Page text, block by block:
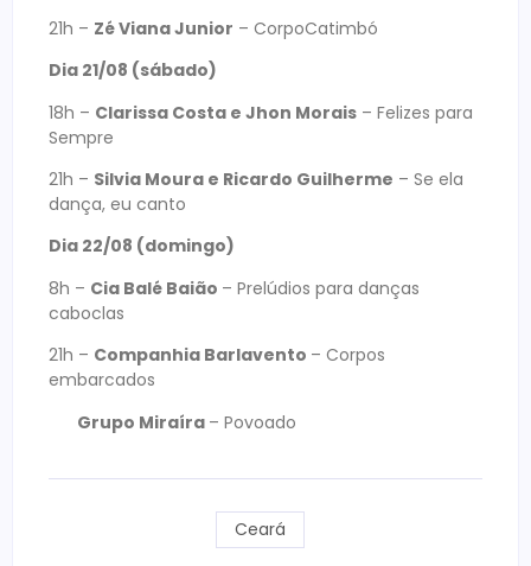
21h – Zé Viana Junior – CorpoCatimbó
Dia 21/08 (sábado)
18h – Clarissa Costa e Jhon Morais – Felizes para
Sempre
21h – Silvia Moura e Ricardo Guilherme – Se ela
dança, eu canto
Dia 22/08 (domingo)
8h – Cia Balé Baião – Prelúdios para danças
caboclas
21h – Companhia Barlavento – Corpos
embarcados
Grupo Miraíra – Povoado
Ceará